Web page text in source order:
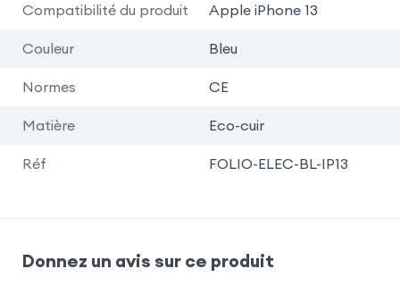
Compatibilité du produit Apple iPhone 13
Couleur Bleu
Normes CE
Matière Eco-cuir
Réf FOLIO-ELEC-BL-IP13
Donnez un avis sur ce produit